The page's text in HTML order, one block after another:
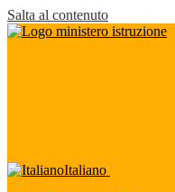
Salta al contenuto
Italiano